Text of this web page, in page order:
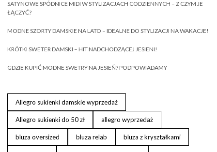
SATYNOWE SPÓDNICE MIDI W STYLIZACJACH CODZIENNYCH – Z CZYM JE
ŁĄCZYĆ?
MODNE SZORTY DAMSKIE NA LATO – IDEALNE DO STYLIZACJI NA WAKACJE!
KRÓTKI SWETER DAMSKI – HIT NADCHODZĄCEJ JESIENI!
GDZIE KUPIĆ MODNE SWETRY NA JESIEŃ? PODPOWIADAMY
Allegro sukienki damskie wyprzedaż
Allegro sukienki do 50 zł allegro wyprzedaż
bluza oversized bluza relab bluza z kryształkami